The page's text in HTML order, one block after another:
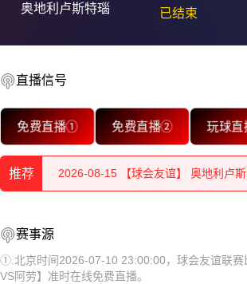
奥地利卢斯特瑙 已结束
直播信号
免费直播① 免费直播② 玩球直
推荐
2026-08-15 【球会友谊】 奥地利卢斯
2026-08-15 【球会友谊】 奥地利卢
2026-08-15 【球会友谊】 奥地利卢斯
2026-08-15 【球会友谊】 奥地利卢斯
赛事源
①.北京时间2026-07-10 23:00:00，球会友谊联赛
VS阿劳】准时在线免费直播。